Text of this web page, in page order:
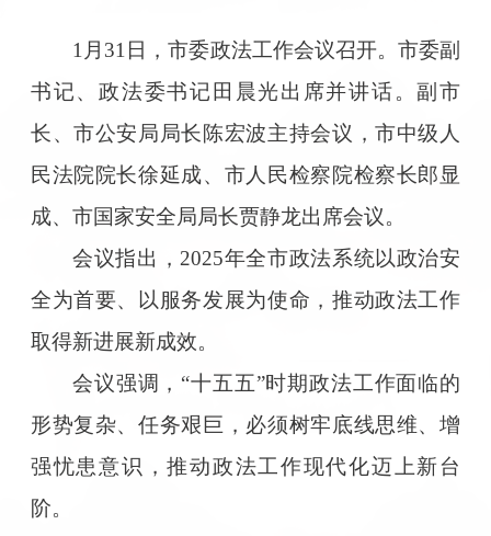
1月31日，市委政法工作会议召开。市委副
书记、政法委书记田晨光出席并讲话。副市
长、市公安局局长陈宏波主持会议，市中级人
民法院院长徐延成、市人民检察院检察长郎显
成、市国家安全局局长贾静龙出席会议。
会议指出，2025年全市政法系统以政治安
全为首要、以服务发展为使命，推动政法工作
取得新进展新成效。
会议强调，“十五五”时期政法工作面临的
形势复杂、任务艰巨，必须树牢底线思维、增
强忧患意识，推动政法工作现代化迈上新台
阶。